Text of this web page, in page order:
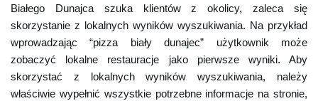
Białego Dunajca szuka klientów z okolicy, zaleca się
skorzystanie z lokalnych wyników wyszukiwania. Na przykład
wprowadzając “pizza biały dunajec” użytkownik może
zobaczyć lokalne restauracje jako pierwsze wyniki. Aby
skorzystać z lokalnych wyników wyszukiwania, należy
właściwie wypełnić wszystkie potrzebne informacje na stronie,